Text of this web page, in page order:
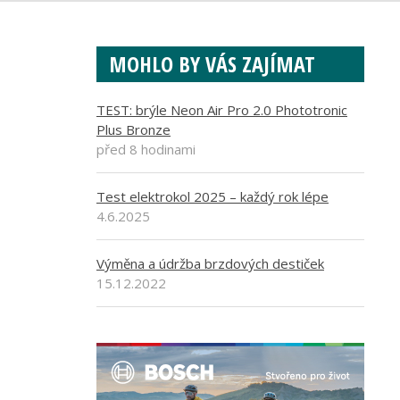
MOHLO BY VÁS ZAJÍMAT
TEST: brýle Neon Air Pro 2.0 Phototronic
Plus Bronze
před 8 hodinami
Test elektrokol 2025 – každý rok lépe
4.6.2025
Výměna a údržba brzdových destiček
15.12.2022